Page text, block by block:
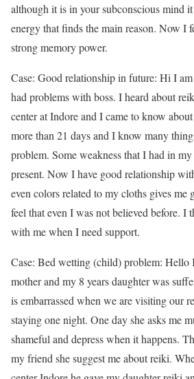
although it is in your subconscious mind
energy that finds the main reason. Now I
strong memory power.
Case: Good relationship in future: Hi I
had problems with boss. I heard about
center at Indore and I came to know
more than 21 days and I know many
problem. Some weakness that I had in
present. Now I have good relationship
even colors related to my cloths gives me
feel that even I was not believed before. I
with me when I need support.
Case: Bed wetting (child) problem: Hello
mother and my 8 years daughter was
is embarrassed when we are visiting our
staying one night. One day she asks me
shameful and depress when it happens.
my friend she suggest me about reiki.